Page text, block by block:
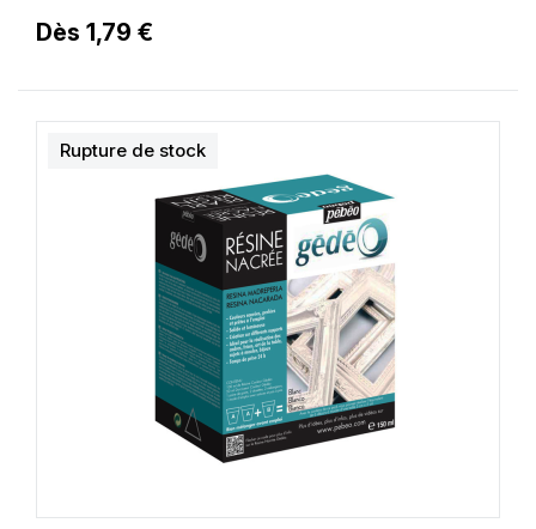
Dès 1,79 €
Rupture de stock